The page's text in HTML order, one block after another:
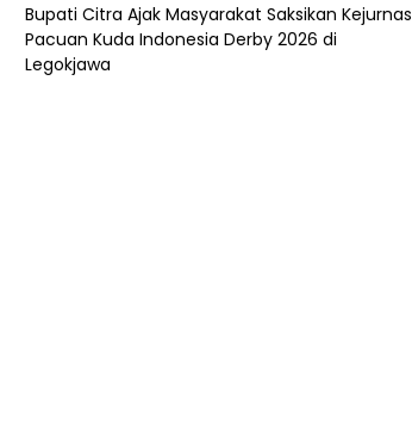
Bupati Citra Ajak Masyarakat Saksikan Kejurnas
Pacuan Kuda Indonesia Derby 2026 di
Legokjawa